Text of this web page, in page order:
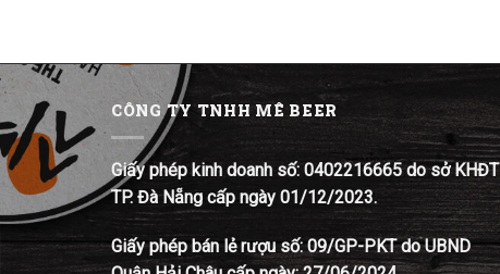
CÔNG TY TNHH MÊ BEER
Giấy phép kinh doanh số: 0402216665 do sở KHĐT
TP. Đà Nẵng cấp ngày 01/12/2023.
Giấy phép bán lẻ rượu số: 09/GP-PKT do UBND